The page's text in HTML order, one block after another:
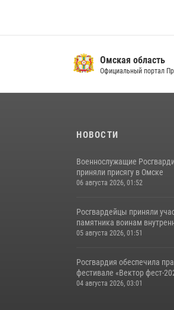
Омская область
Официальный портал
НОВОСТИ
Военнослужащие
приняли присягу в Омске
06 августа 2026, 01:52
Росгвардейцы приняли
памятника воинам
05 августа 2026, 01:51
Росгвардия обеспечила
фестивале «Вектор фест-
04 августа 2026, 03:01